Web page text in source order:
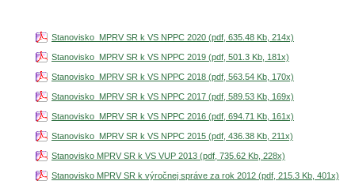
Stanovisko_MPRV SR k VS NPPC 2020 (pdf, 635.48 Kb, 214x)
Stanovisko_MPRV SR k VS NPPC 2019 (pdf, 501.3 Kb, 181x)
Stanovisko_MPRV SR k VS NPPC 2018 (pdf, 563.54 Kb, 170x)
Stanovisko_MPRV SR k VS NPPC 2017 (pdf, 589.53 Kb, 169x)
Stanovisko_MPRV SR k VS NPPC 2016 (pdf, 694.71 Kb, 161x)
Stanovisko_MPRV SR k VS NPPC 2015 (pdf, 436.38 Kb, 211x)
Stanovisko MPRV SR k VS VUP 2013 (pdf, 735.62 Kb, 228x)
Stanovisko MPRV SR k výročnej správe za rok 2012 (pdf, 215.3 Kb, 401x)